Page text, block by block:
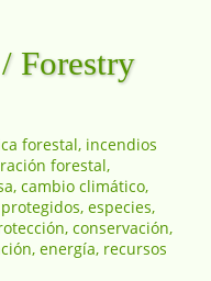
Forestry
forestal, incendios
forestal,
cambio climático,
especies,
conservación,
energía, recursos